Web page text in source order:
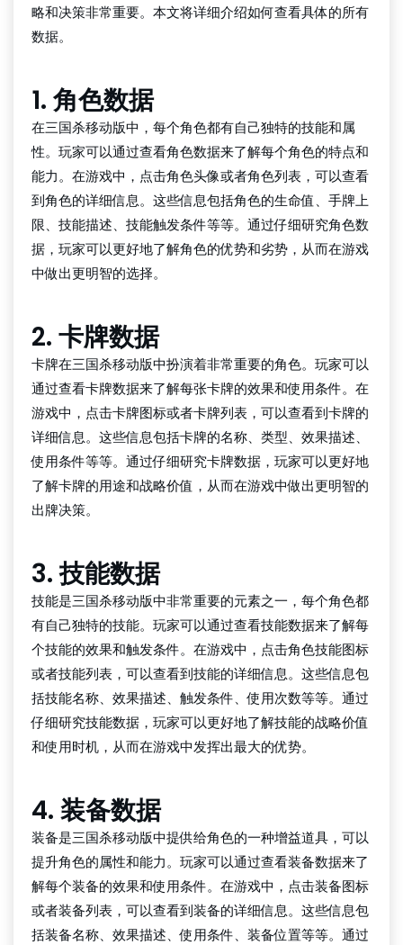
略和决策非常重要。本文将详细介绍如何查看具体的所有
数据。
1. 角色数据
在三国杀移动版中，每个角色都有自己独特的技能和属
性。玩家可以通过查看角色数据来了解每个角色的特点和
能力。在游戏中，点击角色头像或者角色列表，可以查看
到角色的详细信息。这些信息包括角色的生命值、手牌上
限、技能描述、技能触发条件等等。通过仔细研究角色数
据，玩家可以更好地了解角色的优势和劣势，从而在游戏
中做出更明智的选择。
2. 卡牌数据
卡牌在三国杀移动版中扮演着非常重要的角色。玩家可以
通过查看卡牌数据来了解每张卡牌的效果和使用条件。在
游戏中，点击卡牌图标或者卡牌列表，可以查看到卡牌的
详细信息。这些信息包括卡牌的名称、类型、效果描述、
使用条件等等。通过仔细研究卡牌数据，玩家可以更好地
了解卡牌的用途和战略价值，从而在游戏中做出更明智的
出牌决策。
3. 技能数据
技能是三国杀移动版中非常重要的元素之一，每个角色都
有自己独特的技能。玩家可以通过查看技能数据来了解每
个技能的效果和触发条件。在游戏中，点击角色技能图标
或者技能列表，可以查看到技能的详细信息。这些信息包
括技能名称、效果描述、触发条件、使用次数等等。通过
仔细研究技能数据，玩家可以更好地了解技能的战略价值
和使用时机，从而在游戏中发挥出最大的优势。
4. 装备数据
装备是三国杀移动版中提供给角色的一种增益道具，可以
提升角色的属性和能力。玩家可以通过查看装备数据来了
解每个装备的效果和使用条件。在游戏中，点击装备图标
或者装备列表，可以查看到装备的详细信息。这些信息包
括装备名称、效果描述、使用条件、装备位置等等。通过